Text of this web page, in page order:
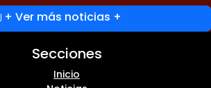
+ Ver más noticias +
Secciones
Inicio